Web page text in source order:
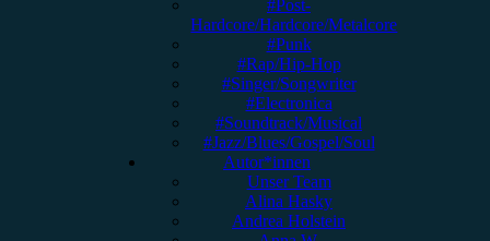
#Post-
Hardcore/Hardcore/Metalcore
#Punk
#Rap/Hip-Hop
#Singer/Songwriter
#Electronica
#Soundtrack/Musical
#Jazz/Blues/Gospel/Soul
Autor*innen
Unser Team
Alina Hasky
Andrea Holstein